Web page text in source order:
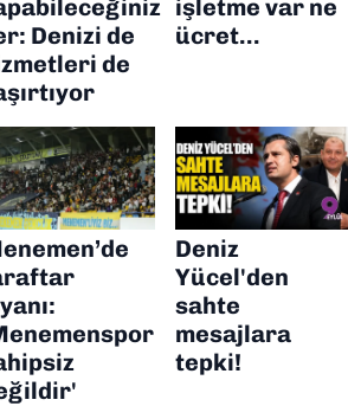
Denizi de
de
işletme var ne
ücret…
Deniz
Yücel'den
sahte
mesajlara
tepki!